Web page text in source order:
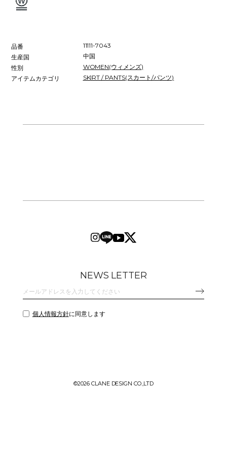
品番
11111-7043
生産国
中国
性別
WOMEN(ウィメンズ)
アイテムカテゴリ
SKIRT / PANTS(スカート/パンツ)
NEWS LETTER
個人情報方針に同意します
©2026 CLANE DESIGN CO.,LTD